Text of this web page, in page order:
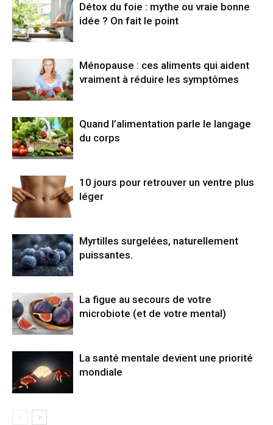
Détox du foie : mythe ou vraie bonne
idée ? On fait le point
Ménopause : ces aliments qui aident
vraiment à réduire les symptômes
Quand l’alimentation parle le langage
du corps
10 jours pour retrouver un ventre plus
léger
Myrtilles surgelées, naturellement
puissantes.
La figue au secours de votre
microbiote (et de votre mental)
La santé mentale devient une priorité
mondiale